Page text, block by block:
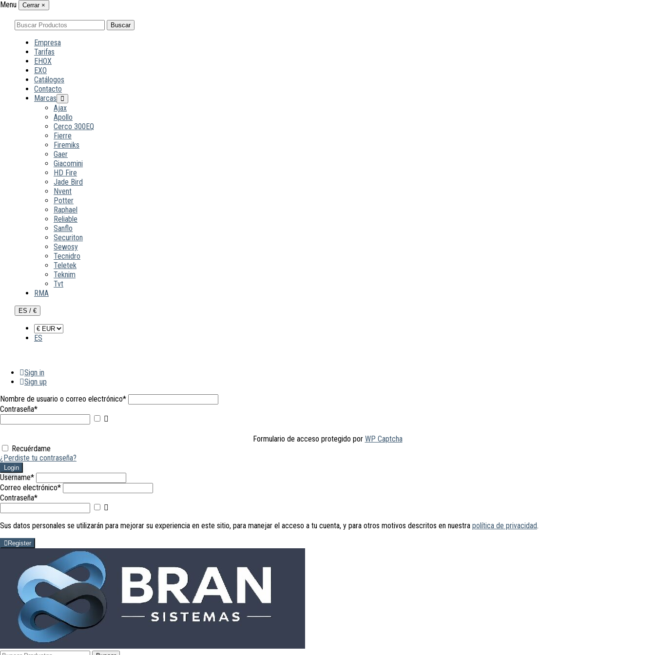
Menu Cerrar ×
Buscar
por:
Buscar
Empresa
Tarifas
EHOX
EXO
Catálogos
Contacto
Marcas
Ajax
Apollo
Cerco 300EQ
Fierre
Firemiks
Gaer
Giacomini
HD Fire
Jade Bird
Nvent
Potter
Raphael
Reliable
Sanflo
Securiton
Sewosy
Tecnidro
Teletek
Teknim
Tvt
RMA
ES / €
ES
Sign in
Sign up
Nombre de usuario o correo electrónico*
Contraseña*
Formulario de acceso protegido por WP Captcha
Recuérdame
¿Perdiste tu contraseña?
Login
Username*
Correo electrónico*
Contraseña*
Sus datos personales se utilizarán para mejorar su experiencia en este sitio, para manejar el acceso a tu cuenta, y para otros motivos descritos en nuestra política de privacidad.
Register